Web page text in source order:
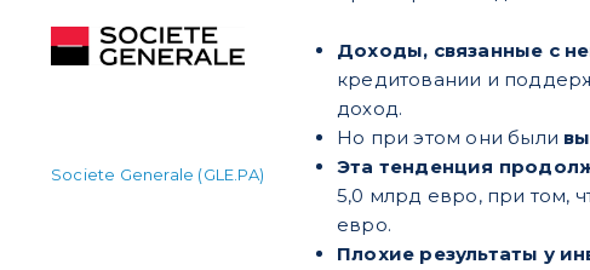
Societe Generale (GLE.PA)
Доходы, связанные с
кредитовании и
доход.
Но при этом они были
Эта тенденция
5,0 млрд евро, при том,
евро.
Плохие результаты у